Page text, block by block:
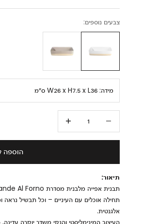
צבעים נוספים:
מידה: W26 x H7.5 x L36 ס״מ
הוספה
תיאור:
תבנית אפייה מלבנית מסדרת Grande Al Forno
תחילה אוכלים עם העיניים – וכל תבשיל נראה
אלגנטית.
העיצוב המינימליסטי והנקי משדר יוקרה